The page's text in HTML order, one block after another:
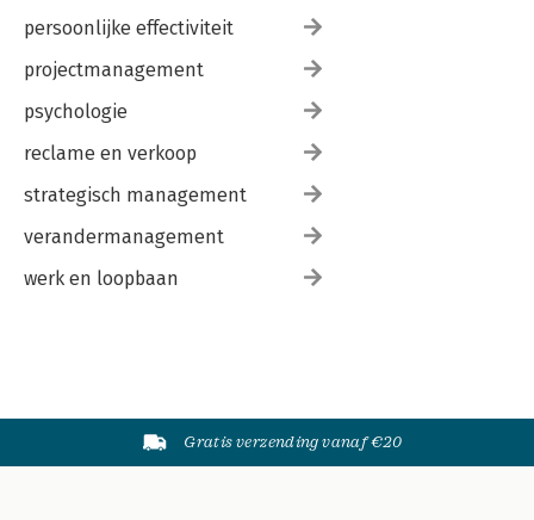
persoonlijke effectiviteit
projectmanagement
psychologie
reclame en verkoop
strategisch management
verandermanagement
werk en loopbaan
Gratis verzending vanaf €20